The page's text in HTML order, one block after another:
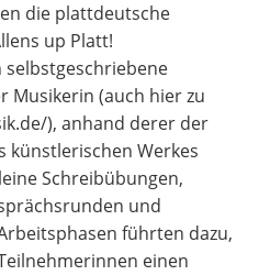
die plattdeutsche
up Platt!
Musikerin (auch hier zu
), anhand derer der
künstlerischen Werkes
Schreibübungen,
und
führten dazu,
einen